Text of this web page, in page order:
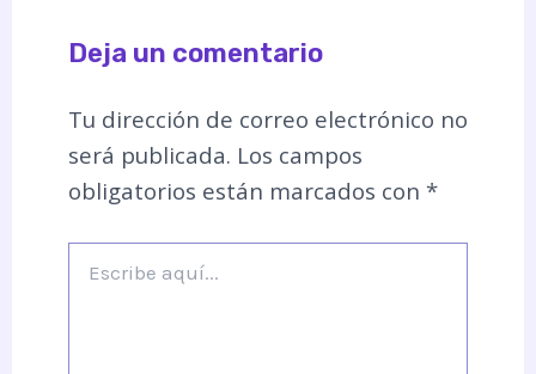
Deja un comentario
Tu dirección de correo electrónico no
será publicada. Los campos
obligatorios están marcados con *
aquí...